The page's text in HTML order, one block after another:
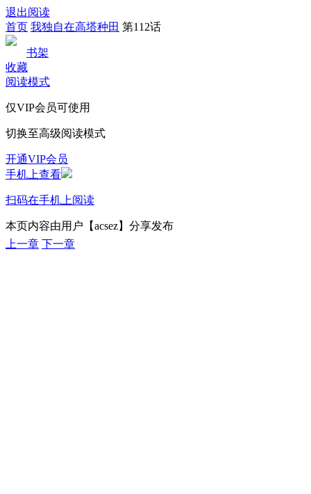
退出阅读
首页 我独自在高塔种田 第112话
书架
收藏
阅读模式
仅VIP会员可使用
切换至高级阅读模式
开通VIP会员
手机上查看
扫码在手机上阅读
本页内容由用户【acsez】分享发布
上一章 下一章